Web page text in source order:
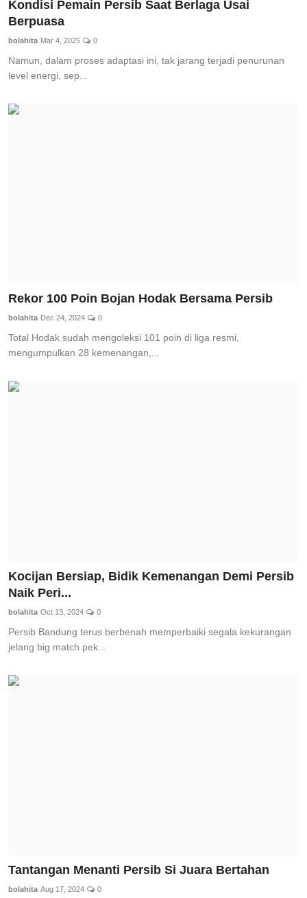
Kondisi Pemain Persib Saat Berlaga Usai
Berpuasa
bolahita Mar 4, 2025 0
Namun, dalam proses adaptasi ini, tak jarang terjadi penurunan
level energi, sep...
Rekor 100 Poin Bojan Hodak Bersama Persib
bolahita Dec 24, 2024 0
Total Hodak sudah mengoleksi 101 poin di liga resmi,
mengumpulkan 28 kemenangan,...
Kocijan Bersiap, Bidik Kemenangan Demi Persib
Naik Peri...
bolahita Oct 13, 2024 0
Persib Bandung terus berbenah memperbaiki segala kekurangan
jelang big match pek...
Tantangan Menanti Persib Si Juara Bertahan
bolahita Aug 17, 2024 0